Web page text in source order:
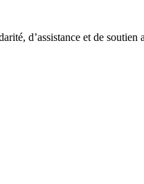
d’assistance et de soutien